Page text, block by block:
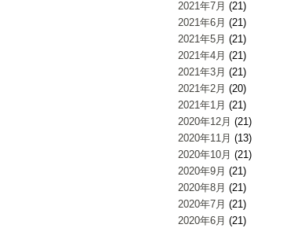
2021年7月 (21)
2021年6月 (21)
2021年5月 (21)
2021年4月 (21)
2021年3月 (21)
2021年2月 (20)
2021年1月 (21)
2020年12月 (21)
2020年11月 (13)
2020年10月 (21)
2020年9月 (21)
2020年8月 (21)
2020年7月 (21)
2020年6月 (21)